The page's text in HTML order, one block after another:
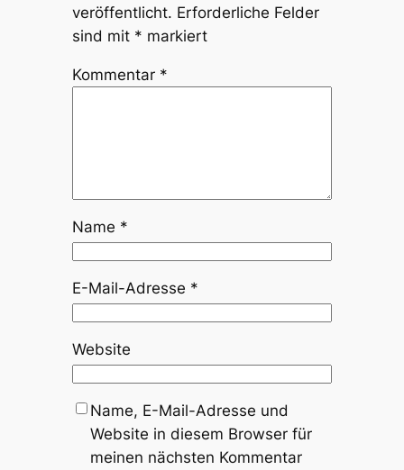
veröffentlicht. Erforderliche Felder
sind mit * markiert
Kommentar *
Name *
E-Mail-Adresse *
Website
Name, E-Mail-Adresse und
Website in diesem Browser für
meinen nächsten Kommentar